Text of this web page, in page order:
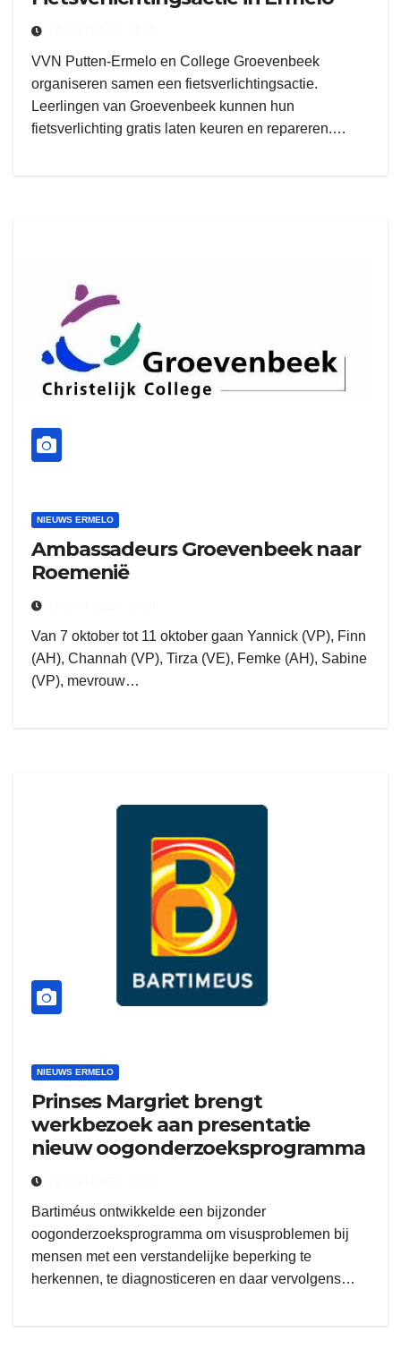
VVN Putten-Ermelo en College Groevenbeek
organiseren samen een fietsverlichtingsactie.
Leerlingen van Groevenbeek kunnen hun
fietsverlichting gratis laten keuren en repareren.…
NIEUWS ERMELO
Ambassadeurs Groevenbeek naar
Roemenië
Van 7 oktober tot 11 oktober gaan Yannick (VP), Finn
(AH), Channah (VP), Tirza (VE), Femke (AH), Sabine
(VP), mevrouw…
NIEUWS ERMELO
Prinses Margriet brengt
werkbezoek aan presentatie
nieuw oogonderzoeksprogramma
Bartiméus ontwikkelde een bijzonder
oogonderzoeksprogramma om visusproblemen bij
mensen met een verstandelijke beperking te
herkennen, te diagnosticeren en daar vervolgens…